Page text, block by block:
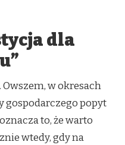
dla
w okresach
gospodarczego popyt
to, że warto
wtedy, gdy na